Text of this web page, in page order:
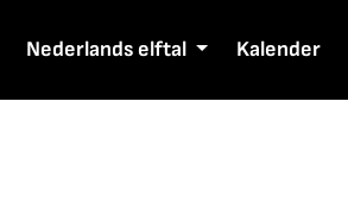
Nederlands elftal Kalender